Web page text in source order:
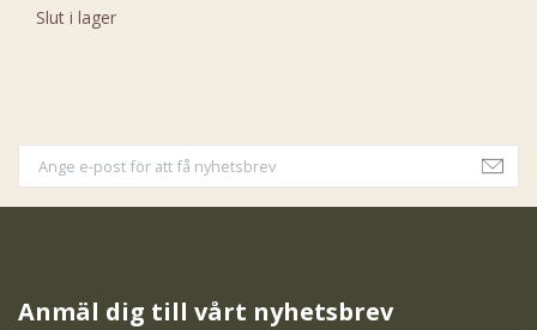
Slut i lager
Anmäl dig till vårt nyhetsbrev